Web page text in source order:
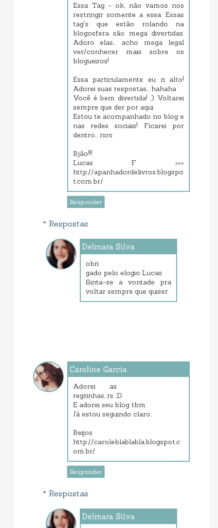
Essa Tag - ok, não vamos nos
restringir somente a essa. Essas
tag's que estão rolando na
blogosfera são mega divertidas.
Adoro elas... acho mega legal
ver/conhecer mais sobre os
blogueiros!
Essa particulamente eu ri alto!
Adorei suas respostas... hahaha
Você é bem divertida! :) Voltarei
sempre que der por aqui.
Estou te acompanhado no blog e
nas redes sociais! Ficarei por
dentro... rsrs
Bjão!!!
Lucas F >>>
http://apanhadordelivros.blogspo
t.com.br/
Responder
Respostas
Delmara Silva
obri
gado pelo elogio Lucas
Sinta-se a vontade pra
voltar sempre que quiser.
Caroline Garcia
Adorei as
regrinhas, rs ;D
E adorei seu blog tbm.
Já estou seguindo claro.
Beijos
http://caroleblablabla.blogspot.c
om.br/
Responder
Respostas
Delmara Silva